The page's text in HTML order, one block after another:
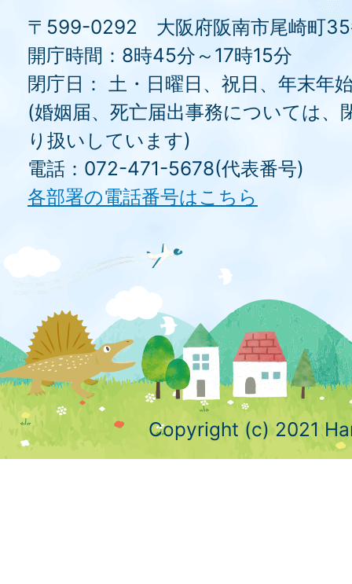
〒599-0292 大阪府阪南市尾崎町35
開庁時間：8時45分～17時15分
閉庁日： 土・日曜日、祝日、年末年
(婚姻届、死亡届出事務については、
り扱いしています)
電話：072-471-5678(代表番号)
各部署の電話番号はこちら
Copyright (c) 2021